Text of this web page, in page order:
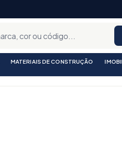
MATERIAIS DE CONSTRUÇÃO